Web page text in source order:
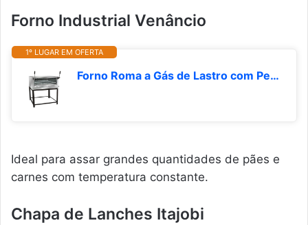
Forno Industrial Venâncio
1º LUGAR EM OFERTA
Forno Roma a Gás de Lastro com Pedra Refrataria 90cm Venâncio
Ideal para assar grandes quantidades de pães e
carnes com temperatura constante.
Chapa de Lanches Itajobi